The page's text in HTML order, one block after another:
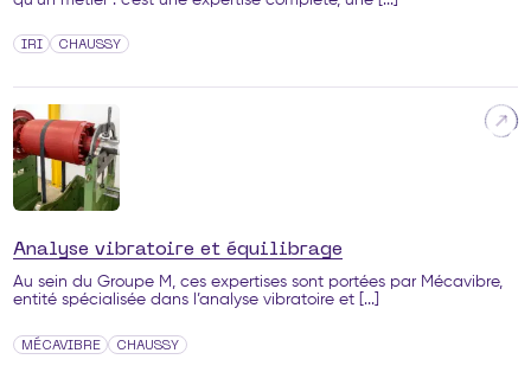
IRI CHAUSSY
Analyse vibratoire et équilibrage
Au sein du Groupe M, ces expertises sont portées par Mécavibre,
entité spécialisée dans l’analyse vibratoire et [...]
MÉCAVIBRE CHAUSSY